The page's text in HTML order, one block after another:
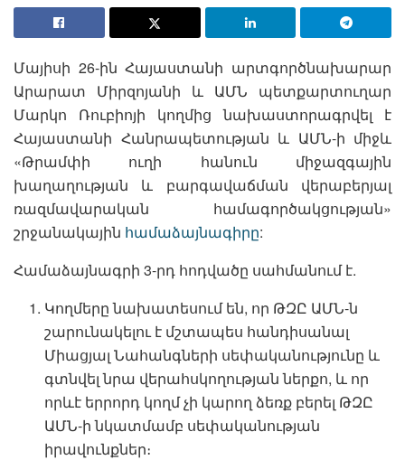
Մայիսի 26-ին Հայաստանի արտգործնախարար
Արարատ Միրզոյանի և ԱՄՆ պետքարտուղար
Մարկո Ռուբիոյի կողմից նախաստորագրվել է
Հայաստանի Հանրապետության և ԱՄՆ-ի միջև
«Թրամփի ուղի հանուն միջազգային
խաղաղության և բարգավաճման վերաբերյալ
ռազմավարական համագործակցության»
շրջանակային համաձայնագիրը:
Համաձայնագրի 3-րդ հոդվածը սահմանում է.
Կողմերը նախատեսում են, որ ԹԶԸ ԱՄՆ-ն
շարունակելու է մշտապես հանդիսանալ
Միացյալ Նահանգների սեփականությունը և
գտնվել նրա վերահսկողության ներքո, և որ
որևէ երրորդ կողմ չի կարող ձեռք բերել ԹԶԸ
ԱՄՆ-ի նկատմամբ սեփականության
իրավունքներ։